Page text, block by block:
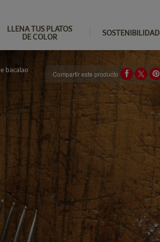
LLENA TUS PLATOS
DE COLOR
SOSTENIBILIDAD
bacalao Compartir este producto